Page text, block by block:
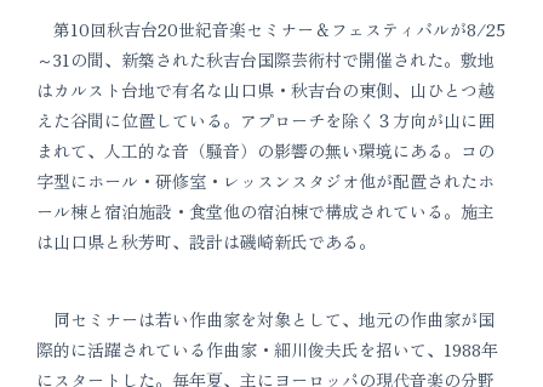
第10回秋吉台20世紀音楽セミナー＆フェスティバルが8/25
～31の間、新築された秋吉台国際芸術村で開催された。敷地
はカルスト台地で有名な山口県・秋吉台の東側、山ひとつ越
えた谷間に位置している。アプローチを除く３方向が山に囲
まれて、人工的な音（騒音）の影響の無い環境にある。コの
字型にホール・研修室・レッスンスタジオ他が配置されたホ
ール棟と宿泊施設・食堂他の宿泊棟で構成されている。施主
は山口県と秋芳町、設計は磯崎新氏である。
同セミナーは若い作曲家を対象として、地元の作曲家が国
際的に活躍されている作曲家・細川俊夫氏を招いて、1988年
にスタートした。毎年夏、主にヨーロッパの現代音楽の分野